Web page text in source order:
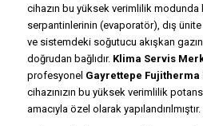
cihazın bu yüksek verimlilik
serpantinlerinin (evaporatör), dış
ve sistemdeki soğutucu akışkan
doğrudan bağlıdır. Klima Servis
profesyonel Gayrettepe Fujitherma
cihazınızın bu yüksek verimlilik
amacıyla özel olarak yapılandırılmıştır.